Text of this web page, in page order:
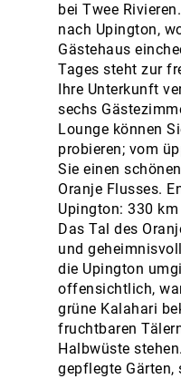
bei Twee
nach Upington,
Gästehaus
Tages steht zur
Ihre Unterkunft
sechs
Lounge können
probieren; vom
Sie einen
Oranje Flusses.
Upington: 330 km
Das Tal des
und
die Upington
offensichtlich,
grüne Kalahari
fruchtbaren
Halbwüste
gepflegte Gärten,